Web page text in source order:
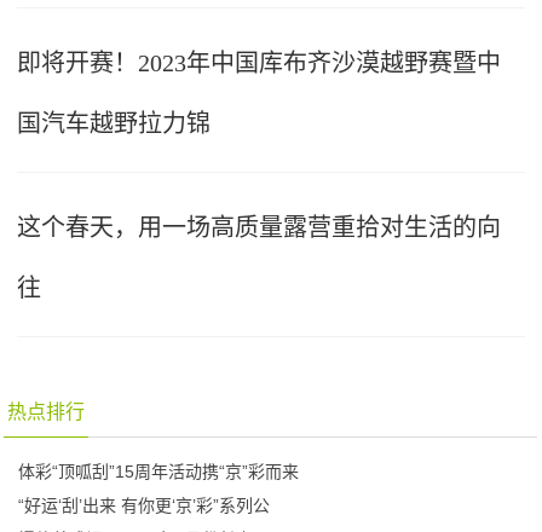
即将开赛！2023年中国库布齐沙漠越野赛暨中
国汽车越野拉力锦
这个春天，用一场高质量露营重拾对生活的向
往
热点排行
体彩“顶呱刮”15周年活动携“京”彩而来
“好运‘刮’出来 有你更‘京’彩”系列公